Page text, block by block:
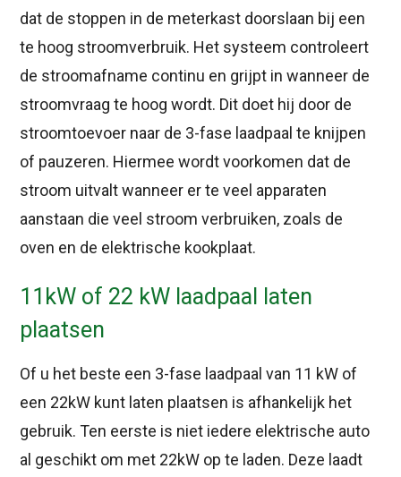
dat de stoppen in de meterkast doorslaan bij een
te hoog stroomverbruik. Het systeem controleert
de stroomafname continu en grijpt in wanneer de
stroomvraag te hoog wordt. Dit doet hij door de
stroomtoevoer naar de 3-fase laadpaal te knijpen
of pauzeren. Hiermee wordt voorkomen dat de
stroom uitvalt wanneer er te veel apparaten
aanstaan die veel stroom verbruiken, zoals de
oven en de elektrische kookplaat.
11kW of 22 kW laadpaal laten
plaatsen
Of u het beste een 3-fase laadpaal van 11 kW of
een 22kW kunt laten plaatsen is afhankelijk het
gebruik. Ten eerste is niet iedere elektrische auto
al geschikt om met 22kW op te laden. Deze laadt